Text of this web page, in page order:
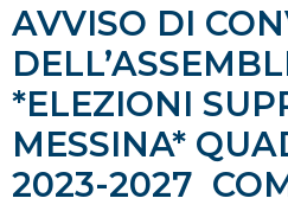
AVVISO DI
*ELEZIONI
MESSINA*
2023-2027